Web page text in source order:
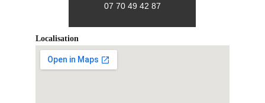
07 70 49 42 87
Localisation